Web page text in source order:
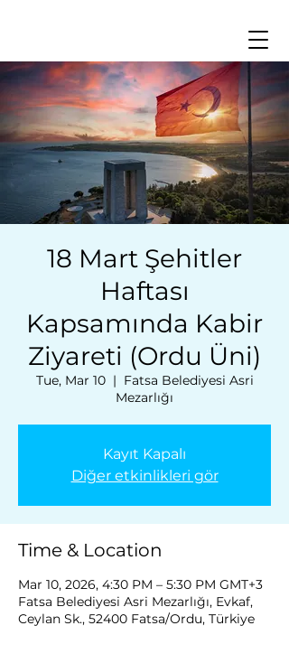
18 Mart Şehitler
Haftası
Kapsamında Kabir
Ziyareti (Ordu Üni)
Tue, Mar 10
  |
Fatsa Belediyesi Asri
Mezarlığı
Kayıt Kapalı
Diğer etkinlikleri gör
Time & Location
Mar 10, 2026, 4:30 PM – 5:30 PM GMT+3
Fatsa Belediyesi Asri Mezarlığı, Evkaf,
Ceylan Sk., 52400 Fatsa/Ordu, Türkiye